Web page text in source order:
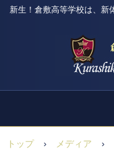
新生！倉敷高等学校は、新
トップ › メディア ›